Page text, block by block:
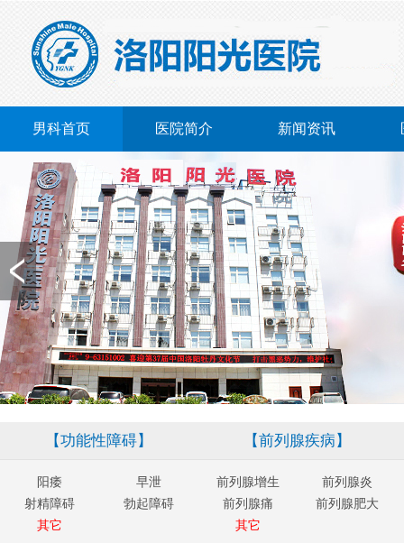
男科首页 医院简介 新闻资讯
【功能性障碍】
阳痿
早泄
射精障碍
勃起障碍
其它
【前列腺疾病】
前列腺增生
前列腺炎
前列腺痛
前列腺肥大
其它